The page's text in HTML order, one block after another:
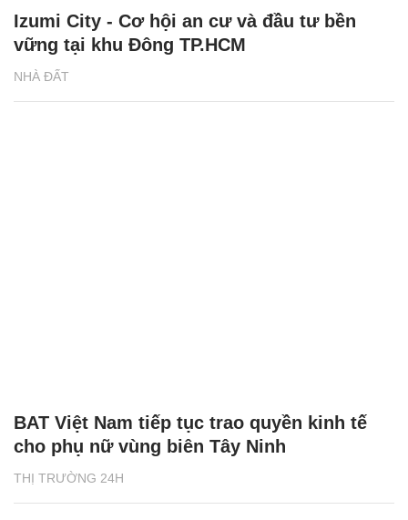
NHÀ ĐẤT
Izumi City - Cơ hội an cư và đầu tư bền
vững tại khu Đông TP.HCM
THỊ TRƯỜNG 24H
BAT Việt Nam tiếp tục trao quyền kinh tế
cho phụ nữ vùng biên Tây Ninh